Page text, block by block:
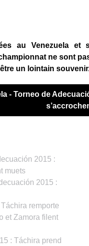
au Venezuela
ne sont
un lointain
- Torneo de
2015 :
muets
2015 :
remporte
et Zamora filent
: Táchira prend